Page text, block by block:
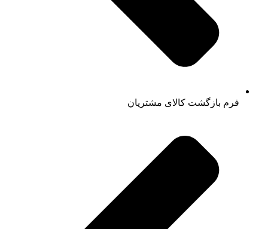
فرم بازگشت کالای مشتریان